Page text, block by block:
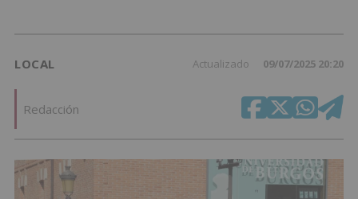
LOCAL Actualizado 09/07/2025 20:20
Redacción